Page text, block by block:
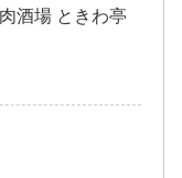
酒場 ときわ亭